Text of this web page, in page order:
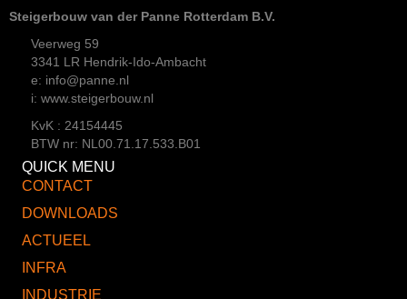
Steigerbouw van der Panne Rotterdam B.V.
Veerweg 59
3341 LR Hendrik-Ido-Ambacht
e: info@panne.nl
i: www.steigerbouw.nl
KvK : 24154445
BTW nr: NL00.71.17.533.B01
QUICK MENU
CONTACT
DOWNLOADS
ACTUEEL
INFRA
INDUSTRIE